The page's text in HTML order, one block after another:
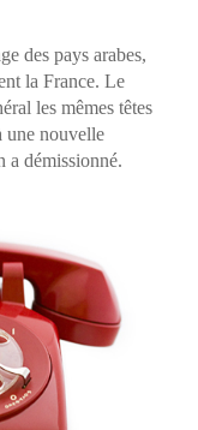
des pays arabes,
la France. Le
les mêmes têtes
une nouvelle
a démissionné.